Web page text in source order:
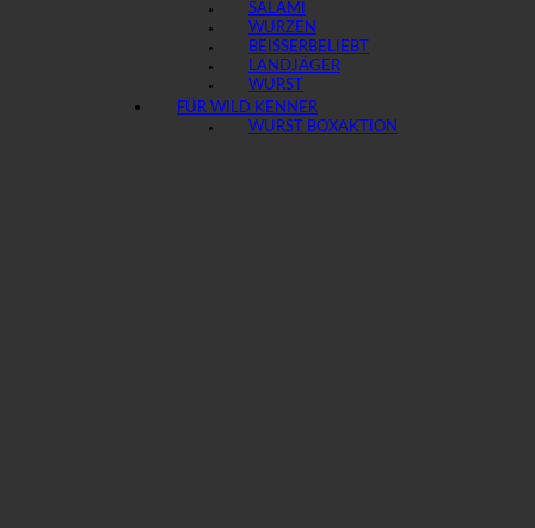
SALAMI
WURZEN
BEISSER
LANDJÄGER
WURST
FÜR WILD KENNER
WURST BOX